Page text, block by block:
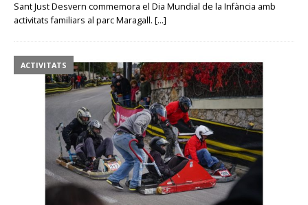
Sant Just Desvern commemora el Dia Mundial de la Infància amb
activitats familiars al parc Maragall. […]
ACTIVITATS